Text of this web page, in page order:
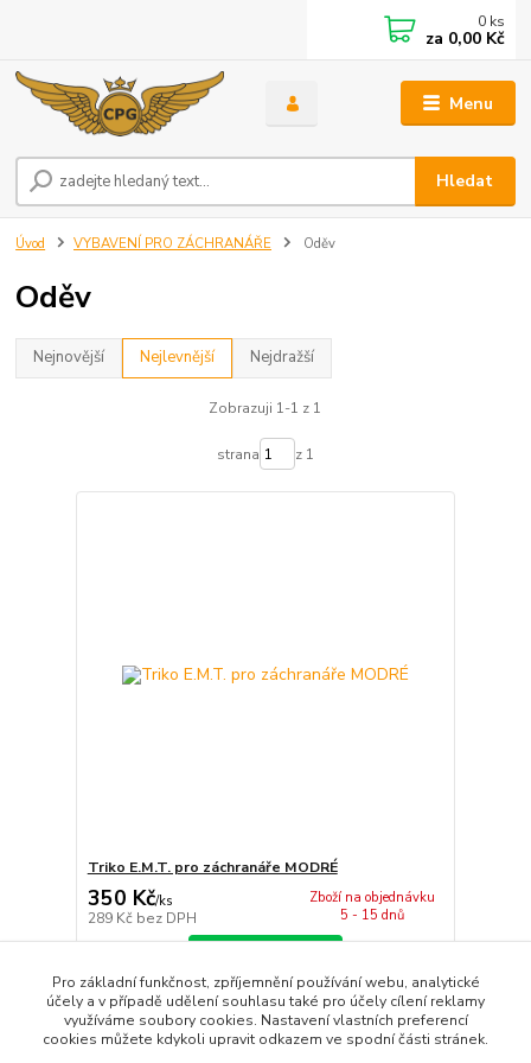
Menu
Hledat
0 ks
za 0,00 Kč
Úvod VYBAVENÍ PRO ZÁCHRANÁŘE Oděv
Oděv
Nejnovější Nejlevnější Nejdražší
Zobrazuji 1-1 z 1
strana z 1
Triko E.M.T. pro záchranáře MODRÉ
350 Kč/ks
289 Kč bez DPH
Zboží na objednávku
5 - 15 dnů
strana z 1
Pro základní funkčnost, zpříjemnění používání webu, analytické
účely a v případě udělení souhlasu také pro účely cílení reklamy
využíváme soubory cookies. Nastavení vlastních preferencí
cookies můžete kdykoli upravit odkazem ve spodní části stránek.